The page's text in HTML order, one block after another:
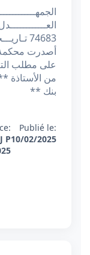
أصدرت محكمة
بنك **
Publié le:
10/02/2025
J P